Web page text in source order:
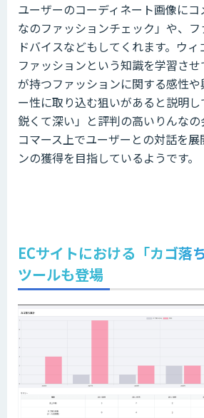
ユーザーのコーディネート画像に
なのファッションチェック」や、
ドバイスなどもしてくれます。ウィ
ファッションという知識を学習さ
が持つファッションに関する感性や
ー性に取り込む狙いがあると説明し
鋭くて深い」と評判の高いりんな
コマース上でユーザーとの対話を
ンの獲得を目指しているようです。
ECサイトにおける「カゴ落
ツールも登場